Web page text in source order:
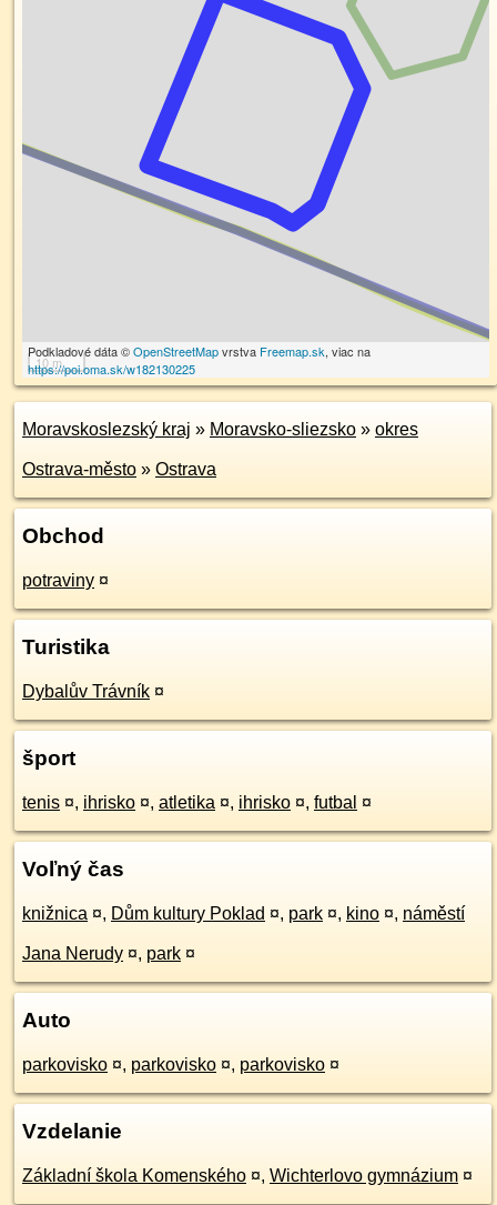
10 m
Podkladové dáta ©OpenStreetMapvrstva Freemap.sk, viac na
https://poi.oma.sk/w182130225
Moravskoslezský kraj » Moravsko-sliezsko » okres
Ostrava-město » Ostrava
Obchod
potraviny ¤
Turistika
Dybalův Trávník ¤
šport
tenis ¤, ihrisko ¤, atletika ¤, ihrisko ¤, futbal ¤
Voľný čas
knižnica ¤, Dům kultury Poklad ¤, park ¤, kino ¤, náměstí
Jana Nerudy ¤, park ¤
Auto
parkovisko ¤, parkovisko ¤, parkovisko ¤
Vzdelanie
Základní škola Komenského ¤, Wichterlovo gymnázium ¤